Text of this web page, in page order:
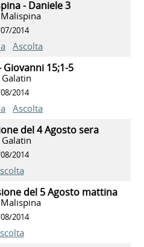
- Daniele 3
2014
Ascolta
Giovanni 15;1-5
2014
Ascolta
del 4 Agosto sera
2014
del 5 Agosto mattina
2014